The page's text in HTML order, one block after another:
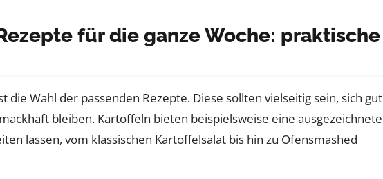
für die ganze Woche: praktische
die Wahl der passenden Rezepte. Diese sollten vielseitig sein, sich gut
bleiben. Kartoffeln bieten beispielsweise eine ausgezeichnete
lassen, vom klassischen Kartoffelsalat bis hin zu Ofensmashed